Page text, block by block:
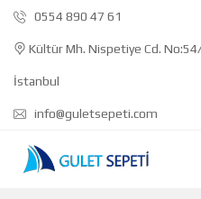
0554 890 47 61
Kültür Mh. Nispetiye Cd.
İstanbul
info@guletsepeti.com